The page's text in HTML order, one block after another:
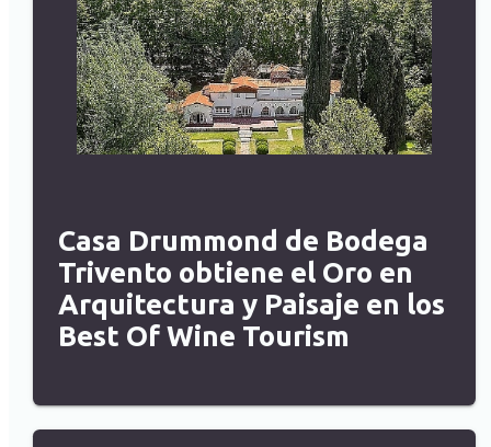
Casa Drummond de Bodega
Trivento obtiene el Oro en
Arquitectura y Paisaje en los
Best Of Wine Tourism